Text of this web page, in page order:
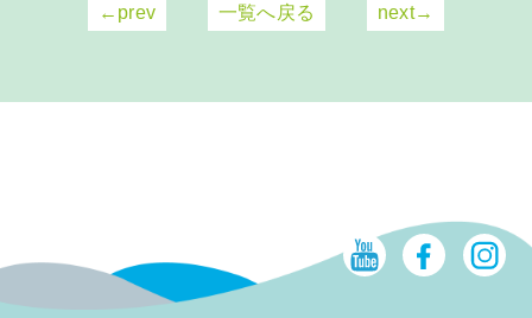
←prev 一覧へ戻る next→